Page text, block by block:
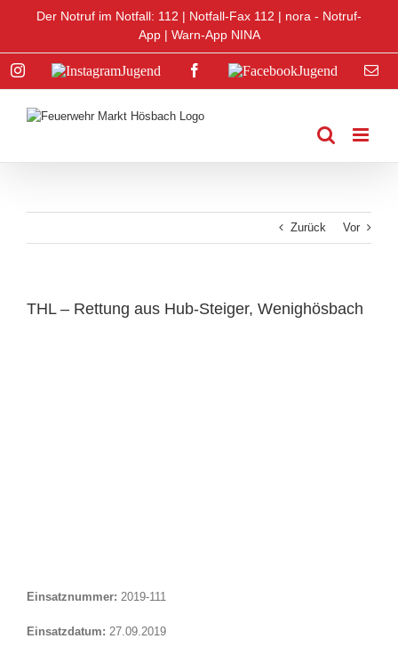
Der Notruf im Notfall: 112 | Notfall-Fax 112 | nora - Notruf-
App| Warn-App NINA
InstagramInstagram
Facebook
Facebook
E-
Zurück Vor
THL – Rettung aus Hub-Steiger, Wenighösbach
Einsatznummer: 2019-111
Einsatzdatum: 27.09.2019